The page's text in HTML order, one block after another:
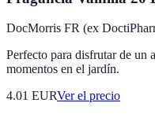
DocMorris FR (ex
Perfecto para disfrutar de un
momentos en el jardín.
4.01 EURVer el precio